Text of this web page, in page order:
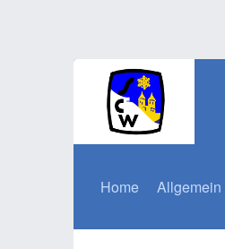
Home Allgemein